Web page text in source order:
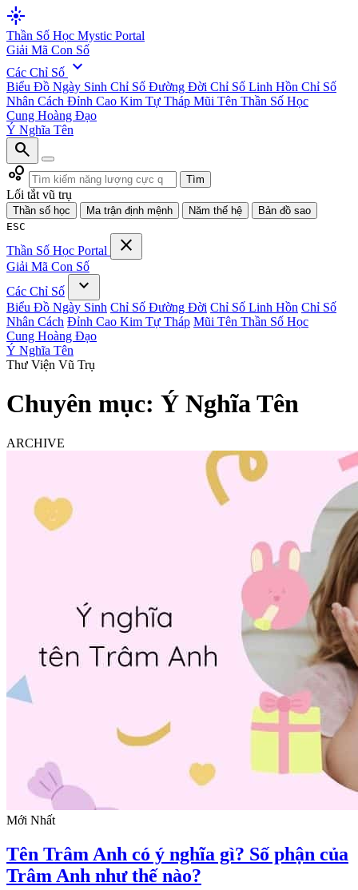
flare
Thần Số Học Mystic Portal
Giải Mã Con Số
Các Chỉ Số expand_more
Biểu Đồ Ngày Sinh Chỉ Số Đường Đời Chỉ Số Linh Hồn Chỉ Số
Nhân Cách Đỉnh Cao Kim Tự Tháp Mũi Tên Thần Số Học
Cung Hoàng Đạo
Ý Nghĩa Tên
search
bubble_chart
Tìm
Lối tắt vũ trụ
Thần số học Ma trận định mệnh Năm thế hệ
Bản đồ sao
ESC
Thần Số Học Portal close
Giải Mã Con Số
Các Chỉ Số
expand_more
Biểu Đồ Ngày Sinh Chỉ Số Đường Đời Chỉ Số Linh Hồn Chỉ Số
Nhân Cách Đỉnh Cao Kim Tự Tháp Mũi Tên Thần Số Học
Cung Hoàng Đạo
Ý Nghĩa Tên
Thư Viện Vũ Trụ
Chuyên mục: Ý Nghĩa Tên
ARCHIVE
Mới Nhất
Tên Trâm Anh có ý nghĩa gì? Số phận của
Trâm Anh như thế nào?